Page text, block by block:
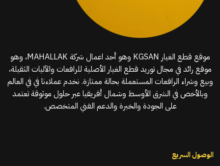
موقع قطع الغيار KGSAN وهو أحد اعمال شركة MAHALLAK، وهو
موقع رائد في مجال توريد قطع الغيار الأصلية للرافعات والآليات الثقيلة،
وبيع وشراء الرافعات المستعملة بحالة ممتازة. نخدم عملاءنا في في العالم
وبالأخص في الشرق الأوسط وشمال أفريقيا عبر حلول موثوقة تعتمد
على الجودة والخبرة والدعم الفني المتخصص.
الوصول السريع